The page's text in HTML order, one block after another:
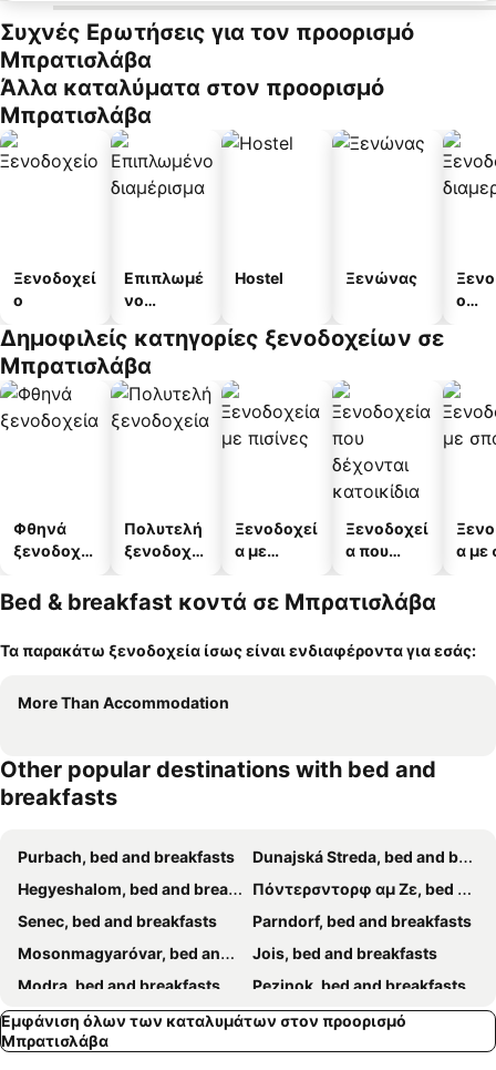
Συχνές Ερωτήσεις για τον προορισμό
Μπρατισλάβα
Άλλα καταλύματα στον προορισμό
Μπρατισλάβα
Ξενοδοχεί
ο
Επιπλωμέ
νο
α
Hostel Ξενώνας
ο
Δημοφιλείς κατηγορίες ξενοδοχείων σε
Μπρατισλάβα
Φθηνά
ξενοδοχεί
Πολυτελή
ξενοδοχεί
Ξενοδοχεί
α με
Ξενοδοχεί
α που
κατοικίδι
α με
Bed & breakfast κοντά σε Μπρατισλάβα
Τα παρακάτω ξενοδοχεία ίσως είναι ενδιαφέροντα για εσάς:
More Than Accommodation
Other popular destinations with bed and
breakfasts
Purbach, bed and breakfasts
Dunajská Streda, bed and breakfasts
Hegyeshalom, bed and breakfasts
Πόντερσντορφ αμ Ζε, bed and breakfasts
Senec, bed and breakfasts
Parndorf, bed and breakfasts
Mosonmagyaróvar, bed and breakfasts
Jois, bed and breakfasts
Modra, bed and breakfasts
Pezinok, bed and breakfasts
Galanta, bed and breakfasts
Andau, bed and breakfasts
Ίλλμιτς, bed and breakfasts
Orechová Potôň, bed and breakfasts
Εμφάνιση όλων των καταλυμάτων στον προορισμό
Μπρατισλάβα